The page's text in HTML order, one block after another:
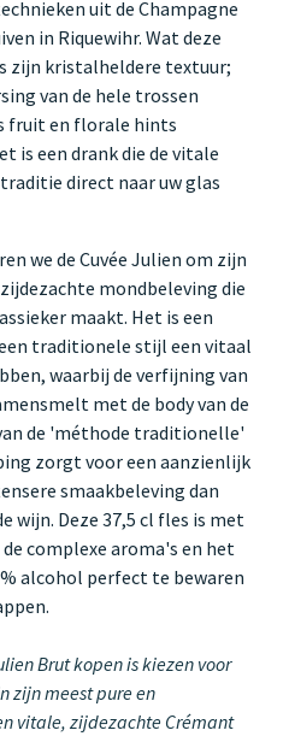
uit de Champagne
in Riquewihr. Wat deze
zijn kristalheldere textuur;
van de hele trossen
fruit en florale hints
is een drank die de vitale
direct naar uw glas
we de Cuvée Julien om zijn
mondbeleving die
maakt. Het is een
traditionele stijl een vitaal
waarbij de verfijning van
met de body van de
de 'méthode traditionelle'
zorgt voor een aanzienlijk
smaakbeleving dan
wijn. Deze 37,5 cl fles is met
complexe aroma's en het
alcohol perfect te bewaren
Brut kopen is kiezen voor
zijn meest pure en
vitale, zijdezachte Crémant